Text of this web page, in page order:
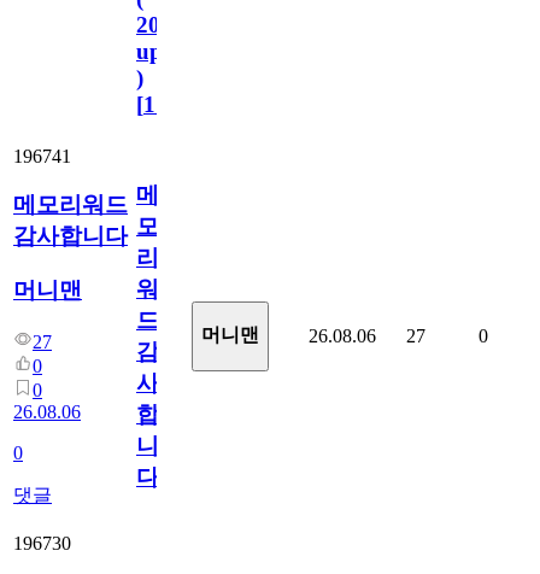
2023.11.1
update
)
[110
196741
메모리워드
감사합니다
머니맨
27
0
0
26.08.06
0
댓글
메
모
리
워
드
감
사
합
니
다
머니맨 26.08.06 27 0
196730